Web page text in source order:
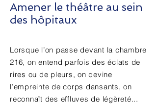
Amener le théâtre au sein
des hôpitaux
Lorsque l’on passe devant la chambre
216, on entend parfois des éclats de
rires ou de pleurs, on devine
l’empreinte de corps dansants, on
reconnaît des effluves de légèreté...